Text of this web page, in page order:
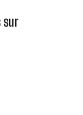
sur